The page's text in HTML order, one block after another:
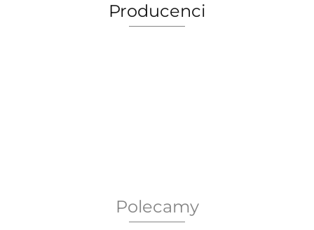
Producenci
Bergdala Glasbruk
Polecamy